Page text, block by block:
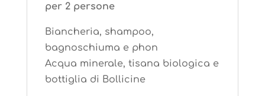
per 2 persone
Biancheria, shampoo,
bagnoschiuma e phon
Acqua minerale, tisana biologica e
bottiglia di Bollicine